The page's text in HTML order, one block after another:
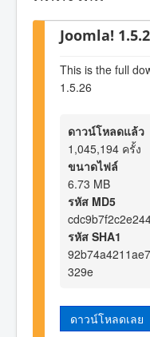
Joomla!
This is the full
1.5.26
ดาวน์โหลดแล้ว
1,045,194 ครั้ง
ขนาดไฟล์
6.73 MB
รหัส MD5
รหัส SHA1
329e
ดาวน์โหลดเลย